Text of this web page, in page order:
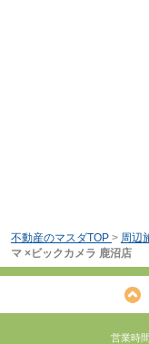
不動産のマスダTOP > 周辺
マ ×ビックカメラ 鹿沼店
営業時